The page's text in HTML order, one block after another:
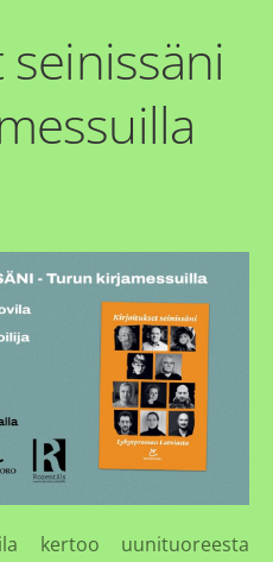
kertoo uunituoreesta